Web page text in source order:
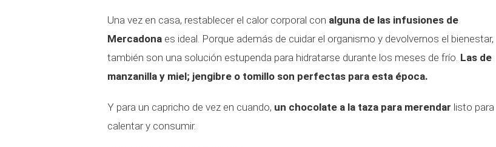
Una vez en casa, restablecer el calor corporal con alguna de las infusiones de
Mercadona es ideal. Porque además de cuidar el organismo y devolvernos el bienestar,
también son una solución estupenda para hidratarse durante los meses de frío. Las de
manzanilla y miel; jengibre o tomillo son perfectas para esta época.
Y para un capricho de vez en cuando, un chocolate a la taza para merendar listo para
calentar y consumir.